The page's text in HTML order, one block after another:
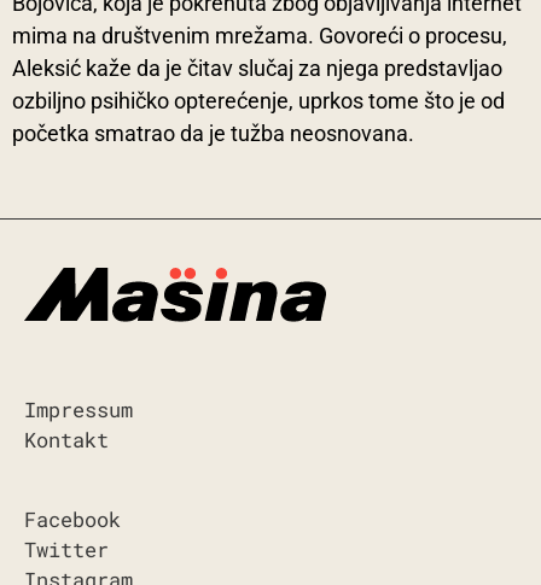
mima na društvenim mrežama. Govoreći o procesu,
Aleksić kaže da je čitav slučaj za njega predstavljao
ozbiljno psihičko opterećenje, uprkos tome što je od
početka smatrao da je tužba neosnovana.
Impressum
Kontakt
Facebook
Twitter